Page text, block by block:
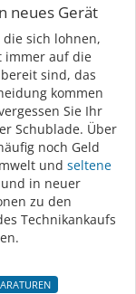
neues Gerät
sich lohnen,
immer auf die
sind, das
kommen
Sie Ihr
Schublade. Über
noch Geld
und seltene
und in neuer
zu den
Technikankaufs